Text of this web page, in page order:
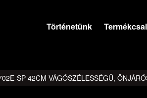
Történetünk
SP 42CM VÁGÓSZÉLESSÉGŰ,